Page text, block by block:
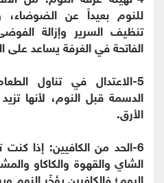
للنوم بعيداً عن
تنظيف السرير وإزالة
الفاتحة في الغرفة يساعد على
5-الاعتدال في تناول
الدسمة قبل النوم، لأنها
الأرق.
6-الحد من الكافيين: إذا
الشاي والقهوة والكاكاو
اليوم؛ فالكافيين يؤخّر النوم